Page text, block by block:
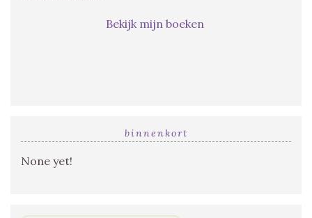
Bekijk mijn boeken
binnenkort
None yet!